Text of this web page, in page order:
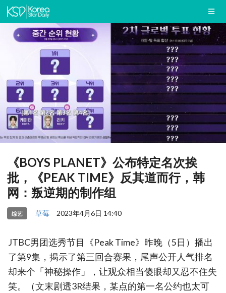
《BOYS PLANET》公布特定名次挨
批，《PEAK TIME》反其道而行，韩
网：叛逆期的制作组
综艺 草莓 2023年4月6日 14:40
JTBC男团选秀节目《Peak Time》昨晚（5日）播出
了第9集，揭示了第三回合赛果，尾声公开人气排名
却来个「神秘操作」，让观众相当傻眼却又忍不住失
笑。（文末剧透3R结果，某点的第一名公约也太可